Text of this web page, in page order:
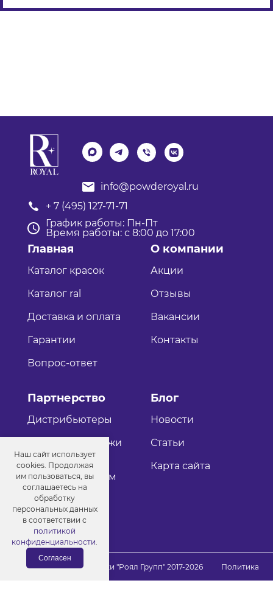
info@powderoyal.ru
+ 7 (495) 127-71-71
График работы: Пн-Пт
Время работы: с 8:00 до 17:00
Главная
Каталог красок
Каталог ral
Доставка и оплата
Гарантии
Вопрос-ответ
О компании
Акции
Отзывы
Вакансии
Контакты
Партнерство
Дистрибьютеры
Оптовые продажи
Как стать
дистрибьютером
Блог
Новости
Статьи
Карта сайта
© Порошковые краски "Роял Групп" 2017-2026
Политика
конфиденциальности
Наш сайт использует
cookies. Продолжая
им пользоваться, вы
соглашаетесь на
обработку
персональных данных
в соответствии с
политикой
конфиденциальности.
Согласен